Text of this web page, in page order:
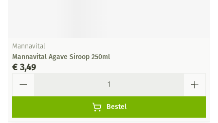
Mannavital
Mannavital Agave Siroop 250ml
€ 3,49
Bestel